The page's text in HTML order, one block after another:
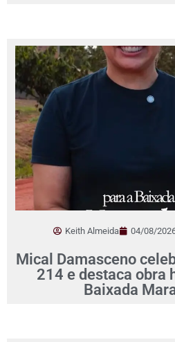
Keith Almeida 04/08/
Mical Damasceno
214 e destaca obra
Baixada